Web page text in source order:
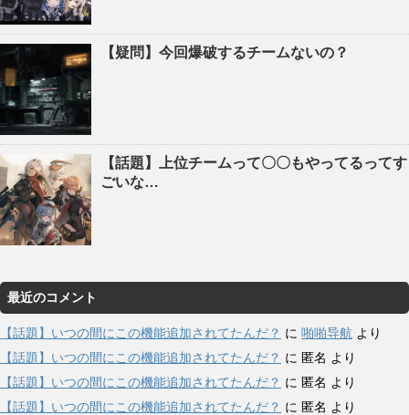
【疑問】今回爆破するチームないの？
【話題】上位チームって〇〇もやってるってす
ごいな…
最近のコメント
【話題】いつの間にこの機能追加されてたんだ？ に 啪啪导航 より
【話題】いつの間にこの機能追加されてたんだ？ に 匿名 より
【話題】いつの間にこの機能追加されてたんだ？ に 匿名 より
【話題】いつの間にこの機能追加されてたんだ？ に 匿名 より